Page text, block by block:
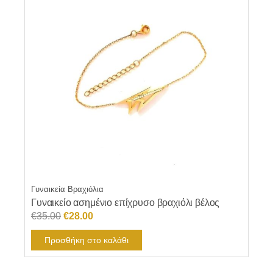
Γυναικεία Βραχιόλια
Γυναικείο ασημένιο επίχρυσο βραχιόλι βέλος
€35.00 Original
price
was:
€35.00.
€28.00Η
τρέχουσα
τιμή
είναι:
Προσθήκη στο καλάθι